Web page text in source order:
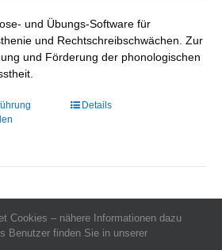
und Übungs-Software für
und Rechtschreibschwächen. Zur
und Förderung der phonologischen
Dieses
Optionen
können
Details
-Impressum-Datenschutz-
- Copyright celeco®
Cookies – nähere Informationen dazu
Benutzer finden Sie in unserer